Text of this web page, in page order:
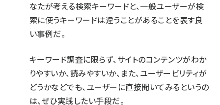
なたが考える検索キーワードと、一般ユーザーが検
索に使うキーワードは違うことがあることを表す良
い事例だ。
キーワード調査に限らず、サイトのコンテンツがわか
りやすいか、読みやすいか、また、ユーザービリティが
どうかなどでも、ユーザーに直接聞いてみるというの
は、ぜひ実践したい手段だ。